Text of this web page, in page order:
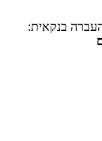
בנקאית: